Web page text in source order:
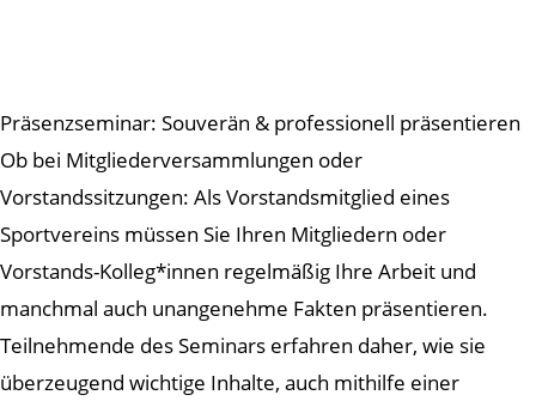
Präsenzseminar: Souverän & professionell präsentieren
Ob bei Mitgliederversammlungen oder
Vorstandssitzungen: Als Vorstandsmitglied eines
Sportvereins müssen Sie Ihren Mitgliedern oder
Vorstands-Kolleg*innen regelmäßig Ihre Arbeit und
manchmal auch unangenehme Fakten präsentieren.
Teilnehmende des Seminars erfahren daher, wie sie
überzeugend wichtige Inhalte, auch mithilfe einer